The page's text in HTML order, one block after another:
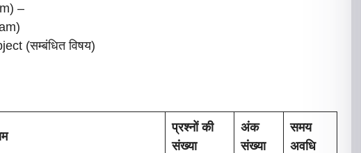
–
(सम्बंधित विषय)
प्रश्नों की
संख्या
अंक
संख्या
समय
अवधि